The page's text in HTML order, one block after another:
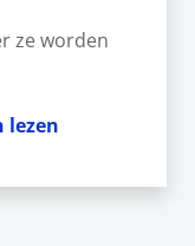
ze worden
lezen